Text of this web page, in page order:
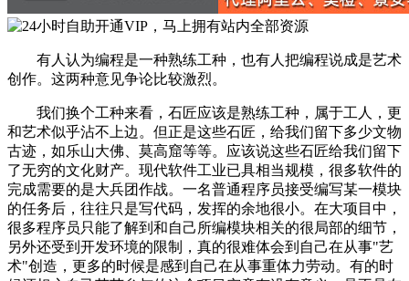
有人认为编程是一种熟练工种，也有人把编程说成是艺术
创作。这两种意见争论比较激烈。
我们换个工种来看，石匠应该是熟练工种，属于工人，更
和艺术似乎沾不上边。但正是这些石匠，给我们留下多少文物
古迹，如乐山大佛、莫高窟等等。应该说这些石匠给我们留下
了无穷的文化财产。现代软件工业已具相当规模，很多软件的
完成需要的是大兵团作战。一名普通程序员接受编写某一模块
的任务后，往往只是写代码，发挥的余地很小。在大项目中，
很多程序员只能了解到和自己所编模块相关的很局部的细节，
另外还受到开发环境的限制，真的很难体会到自己在从事"艺
术"创造，更多的时候是感到自己在从事重体力劳动。有的时